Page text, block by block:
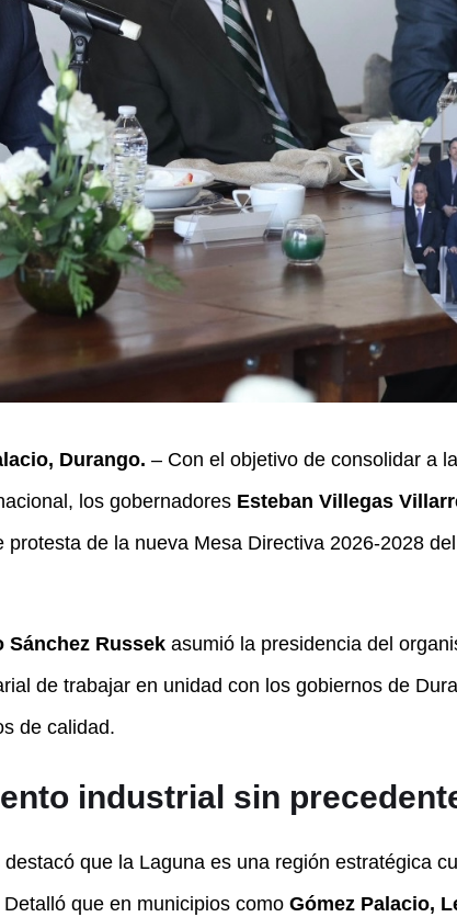
Durango. – Con el objetivo de consolidar a
los gobernadores Esteban Villegas
protesta de la nueva Mesa Directiva 2026-2028
Sánchez Russekasumió la presidencia del
de trabajar en unidad con los gobiernos de
de calidad.
industrial sin
que la Laguna es una región estratégica
que en municipios como Gómez Palacio,